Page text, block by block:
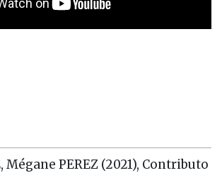
Mégane PEREZ (2021), Contributo